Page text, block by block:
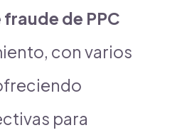
de PPC
con varios
para